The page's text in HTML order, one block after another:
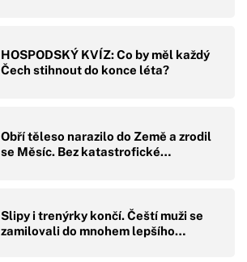
HOSPODSKÝ KVÍZ: Co by měl každý
Čech stihnout do konce léta?
Obří těleso narazilo do Země a zrodil
se Měsíc. Bez katastrofické…
Slipy i trenýrky končí. Čeští muži se
zamilovali do mnohem lepšího…